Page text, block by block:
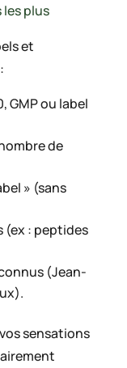
plus
et
GMP ou label
de
» (sans
(ex : peptides
(Jean-
sensations